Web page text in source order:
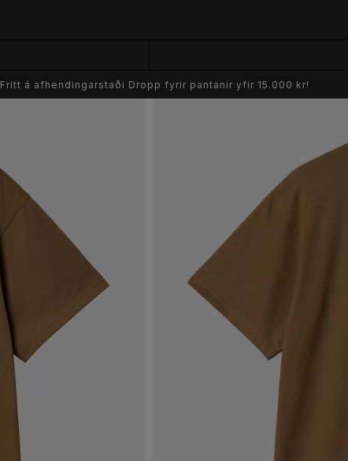
Frítt á afhendingarstaði Dropp fyrir pantanir yfir 15.000 kr!